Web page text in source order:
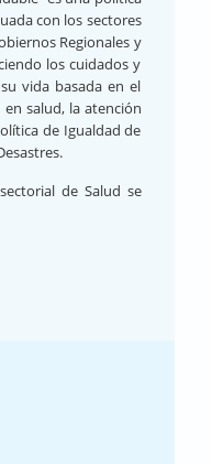
con los sectores
Regionales y
los cuidados y
vida basada en el
salud, la atención
de Igualdad de
de Salud se